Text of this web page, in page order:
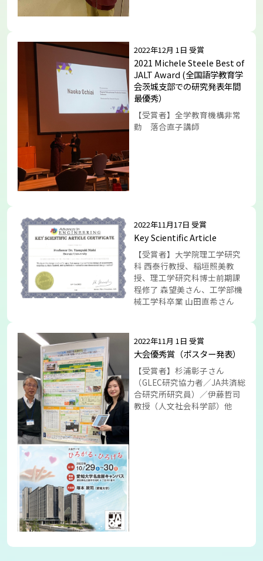
2022年12月 1日 受賞
2021 Michele Steele Best of
JALT Award (全国語学教育学
会茨城支部での研究発表年間
最優秀）
【受賞者】全学教育機構非常
勤 落合直子講師
2022年11月17日 受賞
Key Scientific Article
【受賞者】大学院理工学研究
科 西泰行教授、稲垣照美教
授、理工学研究科博士前期課
程修了 森望美さん、工学部機
械工学科卒業 山田直希さん
2022年11月 1日 受賞
大会優秀賞（ポスター発表）
【受賞者】杉浦彰子さん
（GLEC研究協力者／JA共済総
合研究所研究員）／伊藤哲司
教授（人文社会科学部）他